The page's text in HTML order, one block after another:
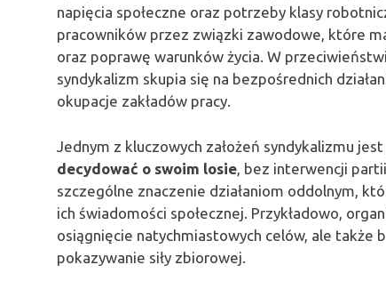
napięcia społeczne oraz potrzeby klasy
pracowników przez związki zawodowe, które
oraz poprawę warunków życia. W
syndykalizm skupia się na bezpośrednich
okupacje zakładów pracy.
Jednym z kluczowych założeń syndykalizmu
decydować o swoim losie , bez interwencji
szczególne znaczenie działaniom oddolnym,
ich świadomości społecznej. Przykładowo,
osiągnięcie natychmiastowych celów, ale także
pokazywanie siły zbiorowej.